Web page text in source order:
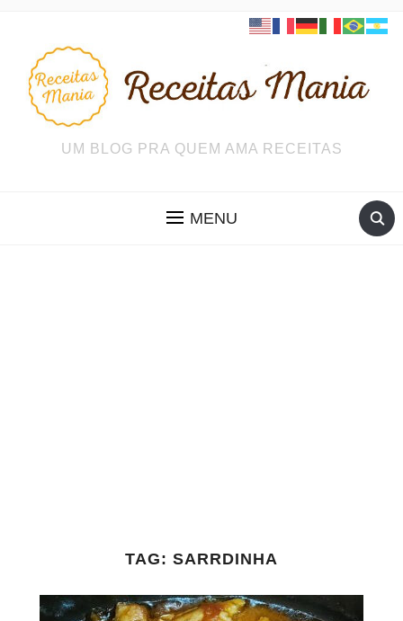
UM BLOG PRA QUEM AMA RECEITAS
MENU
TAG: SARRDINHA